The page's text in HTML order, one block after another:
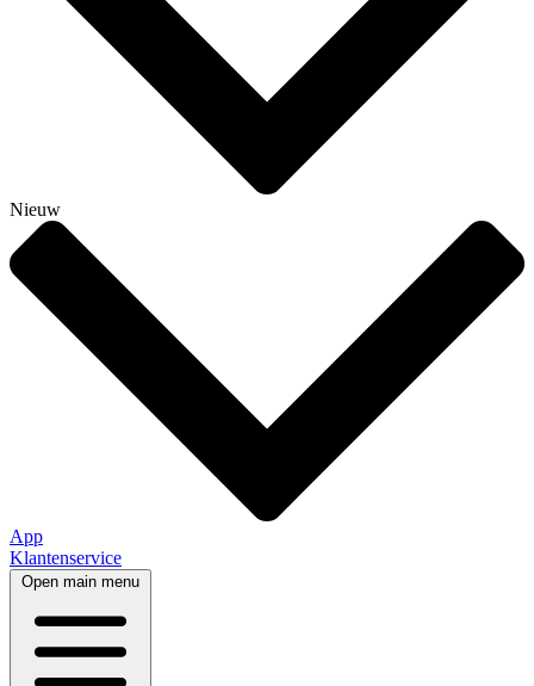
Nieuw
App
Klantenservice
Open main menu